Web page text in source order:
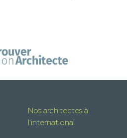
Nos architectes à
l'international